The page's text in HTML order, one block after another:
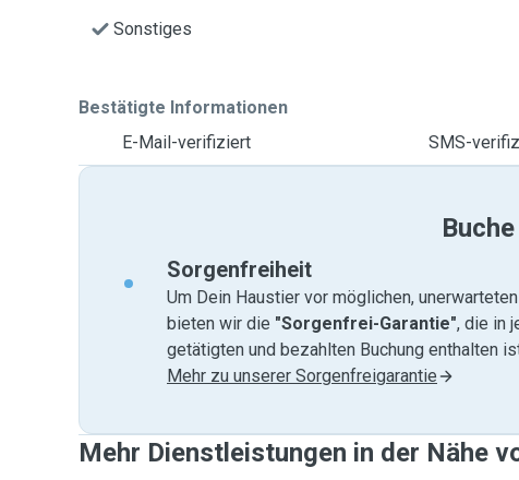
Sonstiges
Bestätigte Informationen
E-Mail-verifiziert
SMS-
Sorgenfreiheit
Um Dein Haustier vor möglichen,
bieten wir die "Sorgenfrei-Garantie", die in
getätigten und bezahlten Buchung enthalten
Mehr zu unserer Sorgenfreigarantie
Mehr Dienstleistungen in der Nähe